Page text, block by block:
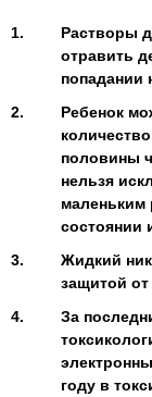
Растворы
отравить
попадании
Ребенок
половины
нельзя
маленьким
состоянии
Жидкий
защитой
За
году в